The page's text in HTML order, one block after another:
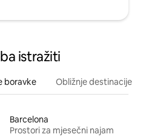
istražiti
boravke Obližnje destinacije
Barcelona
Prostori za mjesečni najam